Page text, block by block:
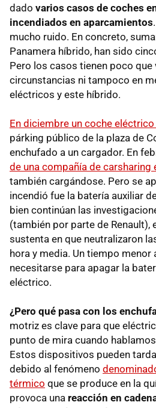
dado varios casos de coches
incendiados en aparcamientos
mucho ruido. En concreto,
Panamera híbrido, han sido
Pero los casos tienen poco que
circunstancias ni tampoco en
eléctricos y este híbrido.
En diciembre un coche
párking público de la plaza de
enchufado a un cargador. En
de una compañía de carsharing
también cargándose. Pero se
incendió fue la batería auxiliar
bien continúan las
(también por parte de Renault),
sustenta en que neutralizaron
hora y media. Un tiempo menor
necesitarse para apagar la
eléctrico.
¿Pero qué pasa con los
motriz es clave para que
punto de mira cuando
Estos dispositivos pueden
debido al fenómeno
térmico que se produce en la
provoca una reacción en